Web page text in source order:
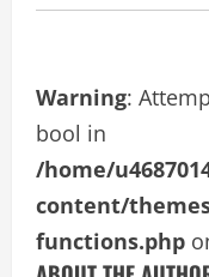
Warning:
bool in
/home/
content/
functions.php